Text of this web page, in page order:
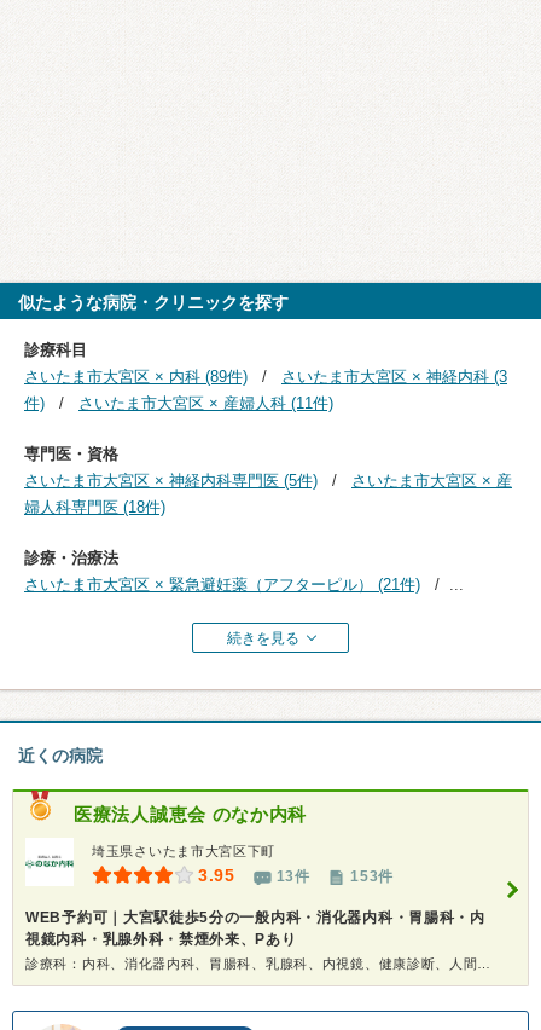
似たような病院・クリニックを探す
診療科目
さいたま市大宮区 × 内科 (89件)
さいたま市大宮区 × 神経内科 (3
件)
さいたま市大宮区 × 産婦人科 (11件)
専門医・資格
さいたま市大宮区 × 神経内科専門医 (5件)
さいたま市大宮区 × 産
婦人科専門医 (18件)
診療・治療法
さいたま市大宮区 × 緊急避妊薬（アフターピル） (21件)
続きを見る
近くの病院
医療法人誠恵会 のなか内科
埼玉県さいたま市大宮区下町
3.95 13件 153件
WEB予約可｜大宮駅徒歩5分の一般内科・消化器内科・胃腸科・内
視鏡内科・乳腺外科・禁煙外来、Pあり